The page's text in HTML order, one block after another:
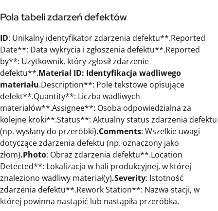
Pola tabeli zdarzeń defektów
ID: Unikalny identyfikator zdarzenia defektu**.Reported
Date**: Data wykrycia i zgłoszenia defektu**.Reported
by**: Użytkownik, który zgłosił zdarzenie
defektu**.Material ID: Identyfikacja wadliwego
materiału.Description**: Pole tekstowe opisujące
defekt**.Quantity**: Liczba wadliwych
materiałów**.Assignee**: Osoba odpowiedzialna za
kolejne kroki**.Status**: Aktualny status zdarzenia defektu
(np. wysłany do przeróbki).Comments: Wszelkie uwagi
dotyczące zdarzenia defektu (np. oznaczony jako
złom).Photo: Obraz zdarzenia defektu**.Location
Detected**: Lokalizacja w hali produkcyjnej, w której
znaleziono wadliwy materiał(y).Severity: Istotność
zdarzenia defektu**.Rework Station**: Nazwa stacji, w
której powinna nastąpić lub nastąpiła przeróbka.